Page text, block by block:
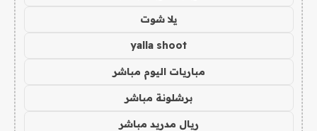
يلا شوت
yalla shoot
مباريات اليوم مباشر
برشلونة مباشر
ريال مدريد مباشر